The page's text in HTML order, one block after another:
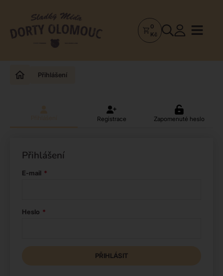
Dorty
Zakázkové
0
Kč
Přihlášení
Registrace Zapomenuté heslo
Přihlášení
E-mail
Heslo
PŘIHLÁSIT